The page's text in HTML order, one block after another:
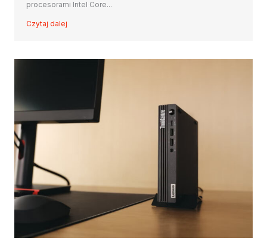
procesorami Intel Core...
Czytaj dalej